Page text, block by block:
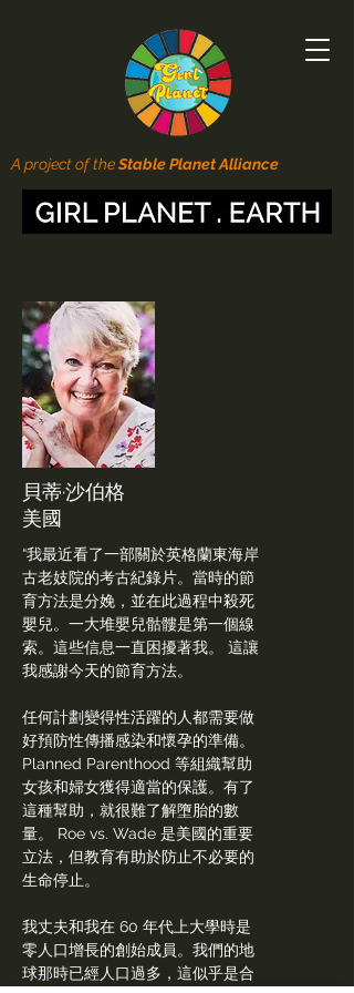
A project of theStable Planet Alliance
貝蒂·沙伯格
美國
“我最近看了一部關於英格蘭東海岸
古老妓院的考古紀錄片。當時的節
育方法是分娩，並在此過程中殺死
嬰兒。一大堆嬰兒骷髏是第一個線
索。這些信息一直困擾著我。
這讓
我感謝今天的節育方法。
任何計劃變得性活躍的人都需要做
好預防性傳播感染和懷孕的準備。
Planned Parenthood 等組織幫助
女孩和婦女獲得適當的保護。有了
這種幫助，就很難了解墮胎的數
量。 Roe vs. Wade 是美國的重要
立法，但教育有助於防止不必要的
生命停止。
我丈夫和我在 60 年代上大學時是
零人口增長的創始成員。我們的地
球那時已經人口過多，這似乎是合